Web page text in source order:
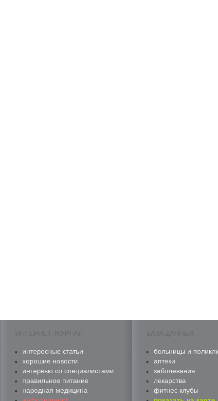
ИНТЕРНЕТ-ЖУРНАЛ
интересные статьи
хорошие новости
интервью со специалистами
правильное питание
народная медицина
БАЗА ДАННЫХ
больницы и
аптеки
заболевания
лекарства
фитнес клубы